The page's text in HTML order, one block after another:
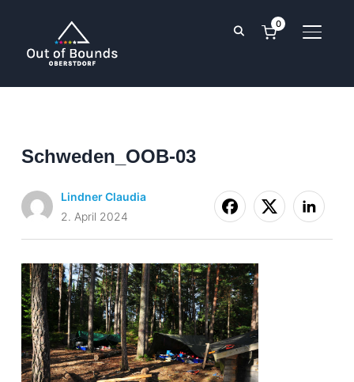
0
Schweden_OOB-03
Lindner Claudia
2. April 2024